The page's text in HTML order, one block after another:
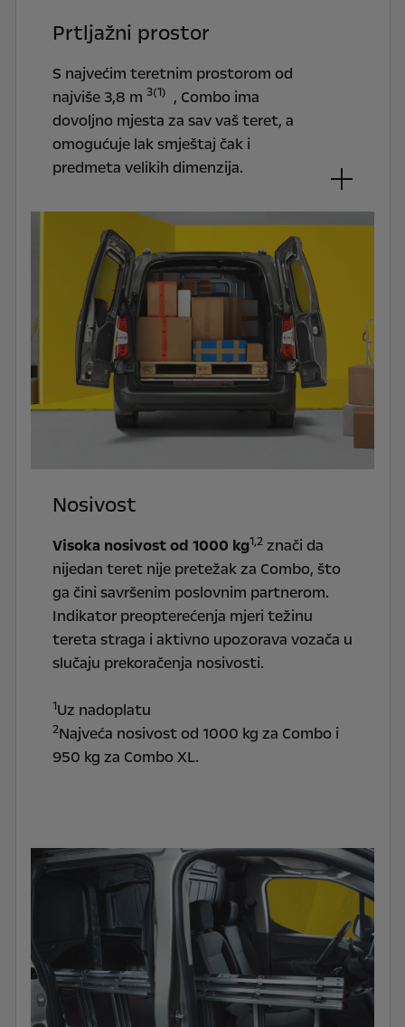
Prtljažni prostor
S najvećim teretnim prostorom od
najviše 3,8 m 3(1) , Combo ima
dovoljno mjesta za sav vaš teret, a
omogućuje lak smještaj čak i
predmeta velikih dimenzija.
Nosivost
Visoka nosivost od 1000 kg1,2znači da
nijedan teret nije pretežak za Combo, što
ga čini savršenim poslovnim partnerom.
Indikator preopterećenja mjeri težinu
tereta straga i aktivno upozorava vozača u
slučaju prekoračenja nosivosti.
1Uz nadoplatu
2Najveća nosivost od 1000 kg za Combo i
950 kg za Combo XL.